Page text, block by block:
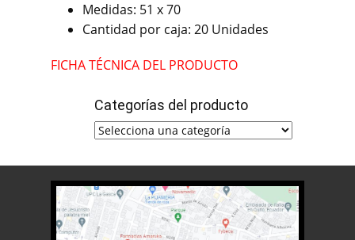
Medidas: 51 x 70
Cantidad por caja: 20 Unidades
FICHA TÉCNICA DEL PRODUCTO
Categorías del producto